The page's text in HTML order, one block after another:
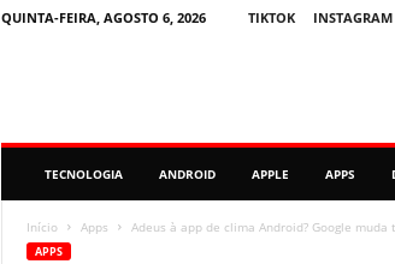
QUINTA-FEIRA, AGOSTO 6, 2026 TIKTOK INSTAGRAM
M
n
TECNOLOGIA ANDROID APPLE APPS
Início Apps Adeus à app de clima Android? Google muda
APPS